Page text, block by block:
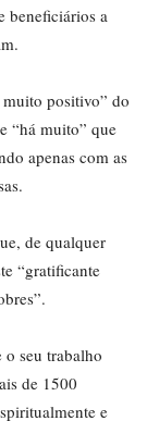
beneficiários a
positivo” do
“há muito” que
apenas com as
de qualquer
“gratificante
o seu trabalho
de 1500
e